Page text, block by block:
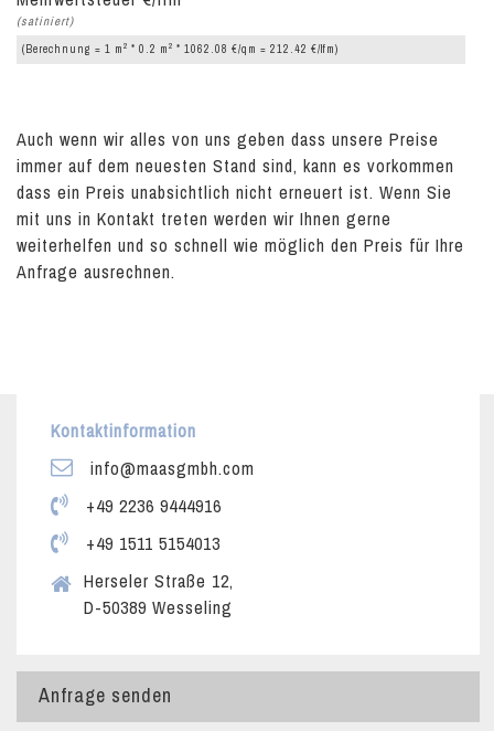
(satiniert)
(Berechnung = 1 m 2 * 0.2 m 2 * 1062.08 €/qm = 212.42 €/lfm)
Auch wenn wir alles von uns geben dass unsere Preise
immer auf dem neuesten Stand sind, kann es vorkommen
dass ein Preis unabsichtlich nicht erneuert ist. Wenn Sie
mit uns in Kontakt treten werden wir Ihnen gerne
weiterhelfen und so schnell wie möglich den Preis für Ihre
Anfrage ausrechnen.
Kontaktinformation
info@maasgmbh.com
+49 2236 9444916
+49 1511 5154013
Herseler Straße 12,
D-50389 Wesseling
Anfrage senden